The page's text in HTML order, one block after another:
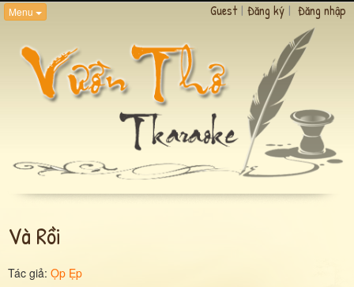
Menu Guest | Đăng ký | Đăng nhập
Và Rồi
Tác giả: Ọp Ẹp